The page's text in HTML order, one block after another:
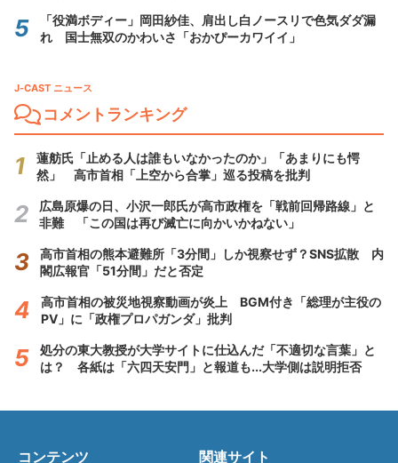
「役満ボディー」岡田紗佳、肩出し白ノースリで色気ダダ漏
れ 国士無双のかわいさ「おかぴーカワイイ」
J-CAST ニュース
コメントランキング
蓮舫氏「止める人は誰もいなかったのか」「あまりにも愕
然」 高市首相「上空から合掌」巡る投稿を批判
広島原爆の日、小沢一郎氏が高市政権を「戦前回帰路線」と
非難 「この国は再び滅亡に向かいかねない」
高市首相の熊本避難所「3分間」しか視察せず？SNS拡散 内
閣広報官「51分間」だと否定
高市首相の被災地視察動画が炎上 BGM付き「総理が主役の
PV」に「政権プロパガンダ」批判
処分の東大教授が大学サイトに仕込んだ「不適切な言葉」と
は？ 各紙は「六四天安門」と報道も...大学側は説明拒否
コンテンツ 関連サイト